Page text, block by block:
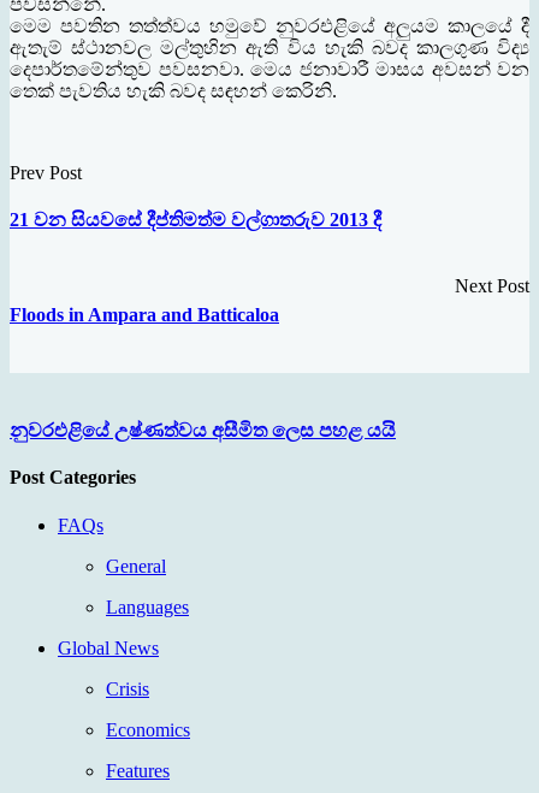
මෙම පවතින තත්ත්වය හමුවේ නුවරඑළියේ අලුයම කාලයේ දී
ඇතැම් ස්ථානවල මල්තුහින ඇති විය හැකි බවද කාලගුණ විද්‍ය
දෙපාර්තමේන්තුව පවසනවා. මෙය ජනාවාරී මාසය අවසන් වන
තෙක් පැවතිය හැකි බවද සඳහන් කෙරිනි.
Prev Post
21 වන සියවසේ දීප්තිමත්ම වල්ගාතරුව 2013 දී
Next Post
Floods in Ampara and Batticaloa
නුවරඑළියේ උෂ්ණත්වය අසීමිත ලෙස පහළ යයි
Post Categories
FAQs
General
Languages
Global News
Crisis
Economics
Features